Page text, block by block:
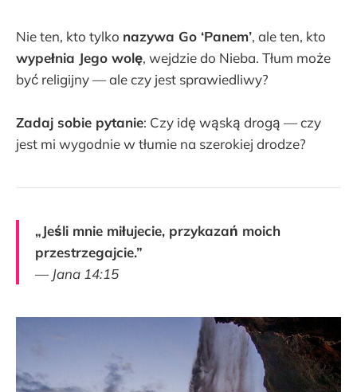
Nie ten, kto tylko nazywa Go ‘Panem’, ale ten, kto
wypełnia Jego wolę, wejdzie do Nieba. Tłum może
być religijny — ale czy jest sprawiedliwy?
Zadaj sobie pytanie: Czy idę wąską drogą — czy
jest mi wygodnie w tłumie na szerokiej drodze?
„Jeśli mnie miłujecie, przykazań moich
przestrzegajcie.”
— Jana 14:15